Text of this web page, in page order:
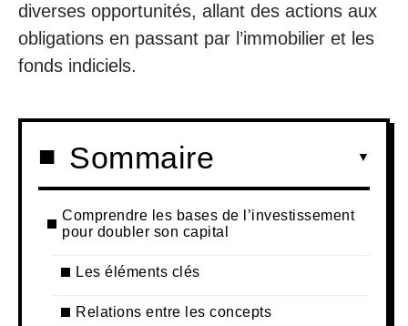
diverses opportunités, allant des actions aux
obligations en passant par l’immobilier et les
fonds indiciels.
Sommaire
Comprendre les bases de l’investissement
pour doubler son capital
Les éléments clés
Relations entre les concepts